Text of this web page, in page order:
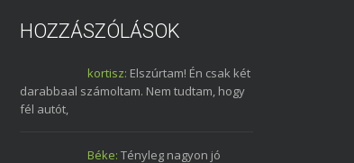
HOZZÁSZÓLÁSOK
kortisz: Elszúrtam! Én csak két
darabbaal számoltam. Nem tudtam, hogy
fél autót,
Béke: Tényleg nagyon jó